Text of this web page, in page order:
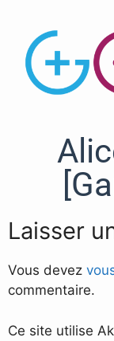
Laisser
Vous devez
commentaire.
Ce site utilise